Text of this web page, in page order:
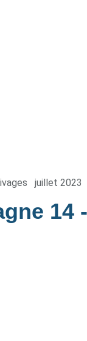
juillet 2023
14